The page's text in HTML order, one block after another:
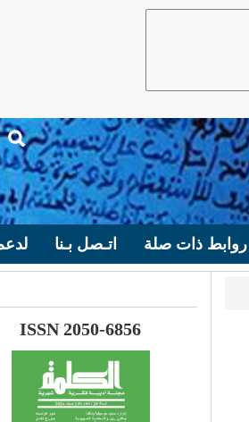
روابط ذات صلة اتـصل بـنا
ISSN 2050-6856